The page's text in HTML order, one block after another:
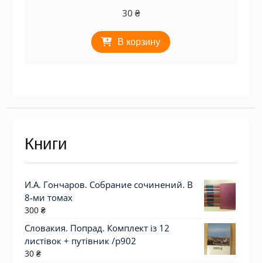
30 ₴
В корзину
Книги
И.А. Гончаров. Собрание сочинений. В
8-ми томах
300 ₴
Словакия. Попрад. Комплект із 12
листівок + путівник /р902
30 ₴